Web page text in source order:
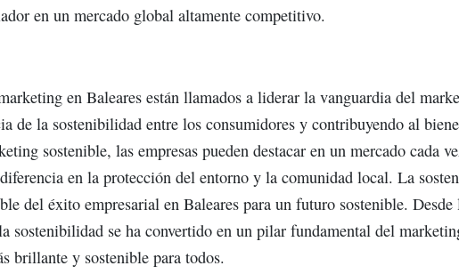
en un mercado global altamente competitivo.
en Baleares están llamados a liderar la vanguardia del
de la sostenibilidad entre los consumidores y contribuyendo al
sostenible, las empresas pueden destacar en un mercado cada
en la protección del entorno y la comunidad local. La
del éxito empresarial en Baleares para un futuro sostenible.
sostenibilidad se ha convertido en un pilar fundamental del
brillante y sostenible para todos.